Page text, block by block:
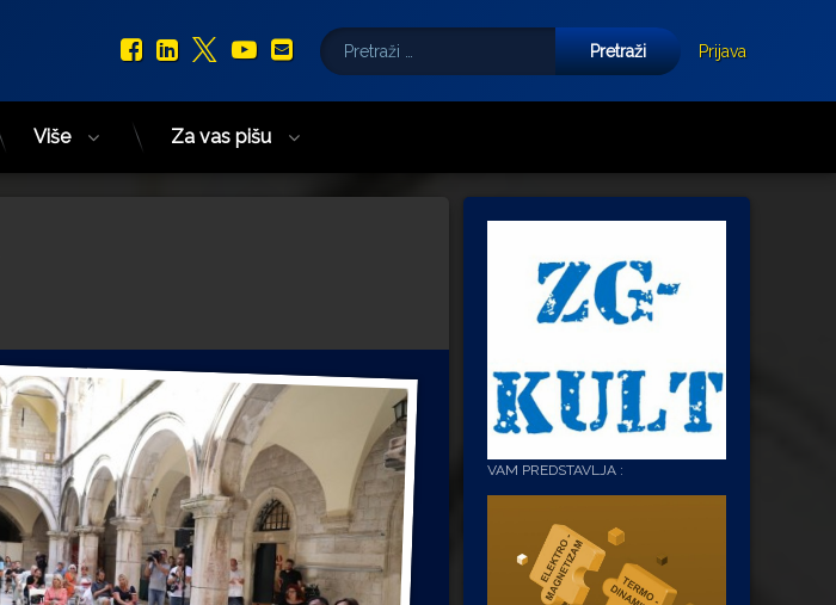
Facebook
LinkedIn
X.com
YouTube
E-mail
Pretraži:
Prijava
Više Za vas pišu
VAM PREDSTAVLJA :